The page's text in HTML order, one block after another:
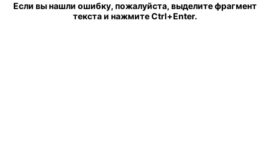
Если вы нашли ошибку, пожалуйста, выделите фрагмент
текста и нажмите Ctrl+Enter.